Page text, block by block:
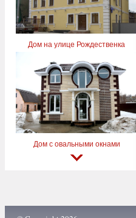
Дом на улице Рождественка
Дом с овальными окнами